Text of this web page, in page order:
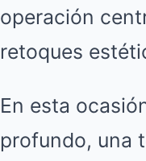
operación
retoques
En esta
profundo, una